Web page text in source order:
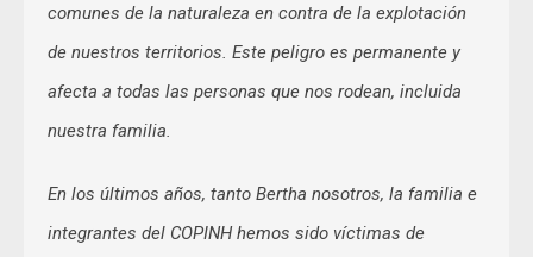
comunes de la naturaleza en contra de la explotación
de nuestros territorios. Este peligro es permanente y
afecta a todas las personas que nos rodean, incluida
nuestra familia.
En los últimos años, tanto Bertha nosotros, la familia e
integrantes del COPINH hemos sido víctimas de